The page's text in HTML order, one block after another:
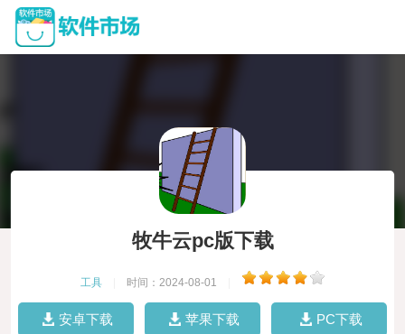
牧牛云pc版下载
工具 时间：2024-08-01
安卓下载 苹果下载 PC下载